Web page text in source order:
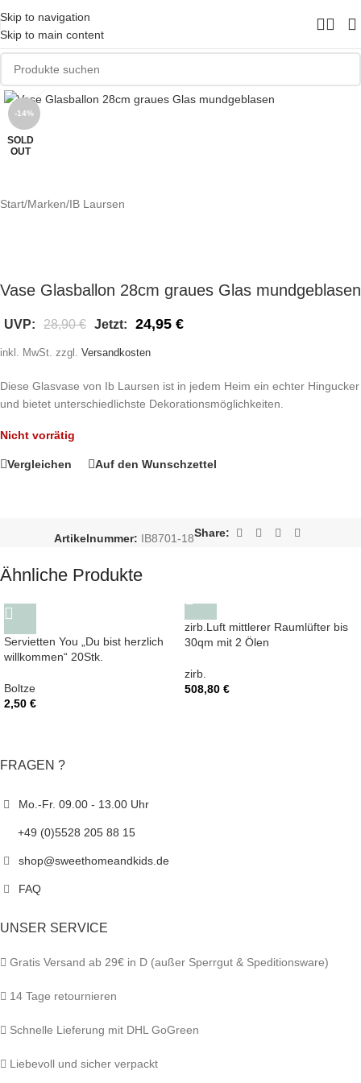
Skip to navigation
Skip to main content
-14%
SOLD
OUT
Start/Marken/IB Laursen
Vase Glasballon 28cm graues Glas mundgeblasen
UVP: 28,90€ Jetzt: 24,95 €
inkl. MwSt. zzgl. Versandkosten
Diese Glasvase von Ib Laursen ist in jedem Heim ein echter Hingucker
und bietet unterschiedlichste Dekorationsmöglichkeiten.
Nicht vorrätig
Vergleichen Auf den Wunschzettel
Artikelnummer: IB8701-18Share:
Ähnliche Produkte
Servietten You „Du bist herzlich
willkommen“ 20Stk.
Boltze
2,50 €
zirb.Luft mittlerer Raumlüfter bis
30qm mit 2 Ölen
zirb.
508,80 €
FRAGEN ?
Mo.-Fr. 09.00 - 13.00 Uhr
+49 (0)5528 205 88 15
shop@sweethomeandkids.de
FAQ
UNSER SERVICE
Gratis Versand ab 29€ in D (außer Sperrgut & Speditionsware)
14 Tage retournieren
Schnelle Lieferung mit DHL GoGreen
Liebevoll und sicher verpackt